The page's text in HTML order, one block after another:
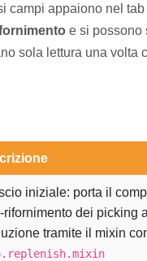
campi appaiono nel tab
e si possono
sola lettura una volta
iniziale: porta il
rifornimento dei picking
tramite il mixin